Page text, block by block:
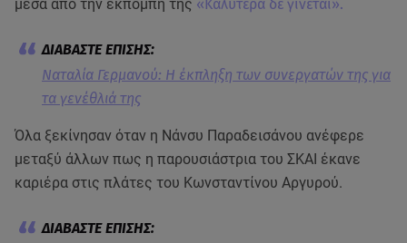
μέσα από την εκπομπή της «Καλύτερα δε γίνεται».
Ναταλία Γερμανού: Η έκπληξη των συνεργατών της για
τα γενέθλιά της
Όλα ξεκίνησαν όταν η Νάνσυ Παραδεισάνου ανέφερε
μεταξύ άλλων πως η παρουσιάστρια του ΣΚΑΙ έκανε
καριέρα στις πλάτες του Κωνσταντίνου Αργυρού.